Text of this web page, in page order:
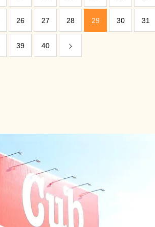
26 27 28 29 30 31
39 40